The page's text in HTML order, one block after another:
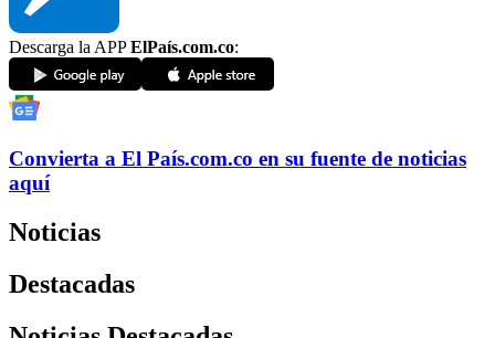
Descarga la APPElPaís.com.co:
Convierta a El País.com.co en su fuente de noticias
aquí
Noticias
Destacadas